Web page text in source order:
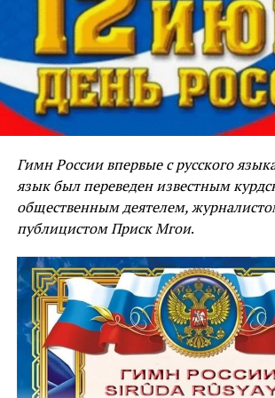
Главный редактор сайтаKurdist.ru
Лятиф Маммад
СВЯЗАННЫЕ ТЕМЫ:
TEMUR JAVOYAN
ВЫШЕЛ НОВЫЙ КЛИП ТЕМУР ДЖАВОЯН
ИНТЕРВЬЮ С ТЕМУР ДЖАВОЯН
НАШ НАРОД – МУЗЫКАЛЬНЫЙ
ТЕМУР
Гимн России впервые с русского
язык был переведен известным
общественным деятелем,
публицистом Приск Мгои.